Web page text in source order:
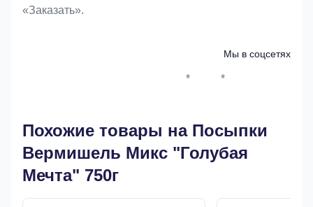
«Заказать».
Мы в соцсетях
* *
Похожие товары на Посыпки
Вермишель Микс "Голубая
Мечта" 750г